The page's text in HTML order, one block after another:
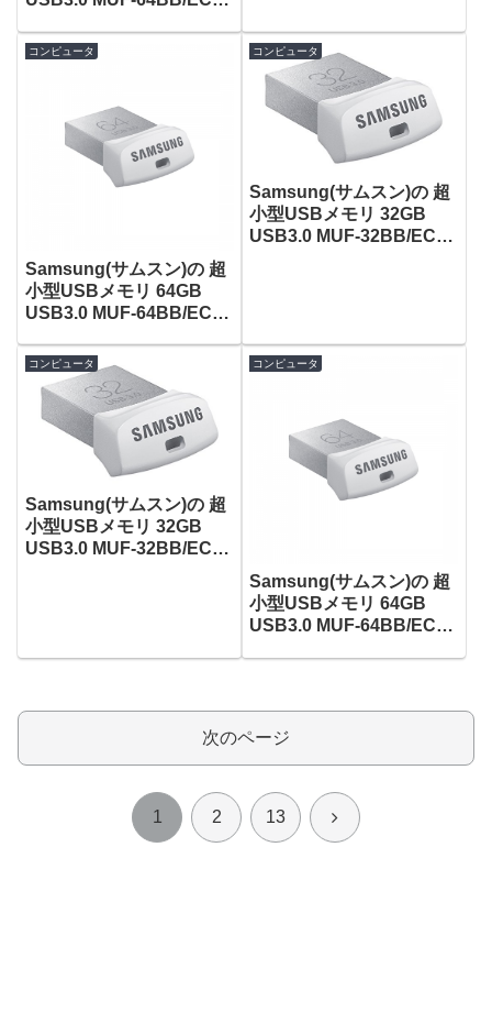
円！
コンピュータ
Samsung(サムスン)の 超
小型USBメモリ 64GB
USB3.0 MUF-64BB/EC
円！
コンピュータ
Samsung(サムスン)の 超
小型USBメモリ 32GB
USB3.0 MUF-32BB/EC
コンピュータ
Samsung(サムスン)の 超
小型USBメモリ 32GB
USB3.0 MUF-32BB/EC
コンピュータ
Samsung(サムスン)の 超
小型USBメモリ 64GB
USB3.0 MUF-64BB/EC
次のページ
1 2 13 次